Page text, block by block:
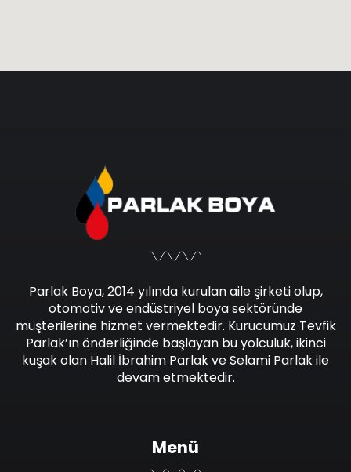
Parlak Boya, 2014 yılında kurulan aile şirketi olup,
otomotiv ve endüstriyel boya sektöründe
müşterilerine hizmet vermektedir. Kurucumuz Tevfik
Parlak’ın önderliğinde başlayan bu yolculuk, ikinci
kuşak olan Halil İbrahim Parlak ve Selami Parlak ile
devam etmektedir.
Menü